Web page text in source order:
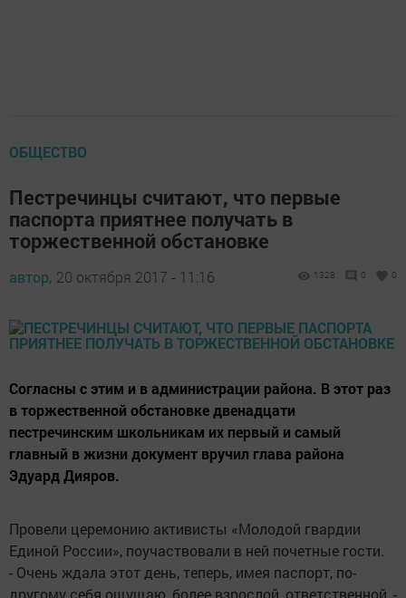
ОБЩЕСТВО
Пестречинцы считают, что первые
паспорта приятнее получать в
торжественной обстановке
автор, 20 октября 2017 - 11:16 1328 0 0
Согласны с этим и в администрации района. В этот раз
в торжественной обстановке двенадцати
пестречинским школьникам их первый и самый
главный в жизни документ вручил глава района
Эдуард Дияров.
Провели церемонию активисты «Молодой гвардии
Единой России», поучаствовали в ней почетные гости.
- Очень ждала этот день, теперь, имея паспорт, по-
другому себя ощущаю, более взрослой, ответственной, -